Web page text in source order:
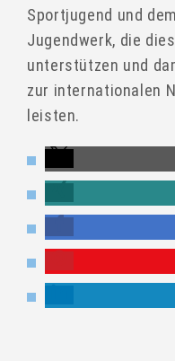
Sportjugend und
Jugendwerk, die
unterstützen und
zur internationalen
leisten.